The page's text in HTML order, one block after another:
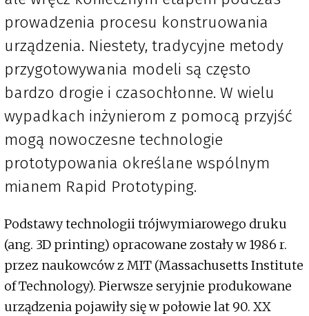
prowadzenia procesu konstruowania
urządzenia. Niestety, tradycyjne metody
przygotowywania modeli są często
bardzo drogie i czasochłonne. W wielu
wypadkach inżynierom z pomocą przyjść
mogą nowoczesne technologie
prototypowania określane wspólnym
mianem Rapid Prototyping.
Podstawy technologii trójwymiarowego druku
(ang. 3D printing) opracowane zostały w 1986 r.
przez naukowców z MIT (Massachusetts Institute
of Technology). Pierwsze seryjnie produkowane
urządzenia pojawiły się w połowie lat 90. XX